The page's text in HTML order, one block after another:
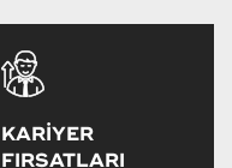
KARİYER
FIRSATLARI